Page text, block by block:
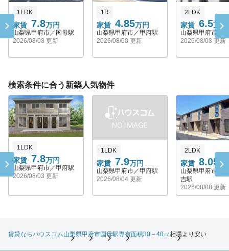
1LDK
家賃 7.8万円
山梨県甲府市／国母駅
2026/08/08 更新
1R
家賃 4.85万円
山梨県甲府市／甲府駅
2026/08/08 更新
2LDK
家賃 6.5万円
山梨県甲府市／
2026/08/08 更新
検索条件に合う新築人気物件
1LDK
家賃 7.8万円
山梨県甲府市／甲府駅
2026/08/03 更新
1LDK
家賃 7.9万円
山梨県甲府市／甲府駅
2026/08/04 更新
2LDK
家賃 8.05 万
山梨県甲府市／
吉駅
2026/08/08 更新
賃貸ならハウスコム山梨県甲府市国母駅専有面積30～40㎡相場より安い